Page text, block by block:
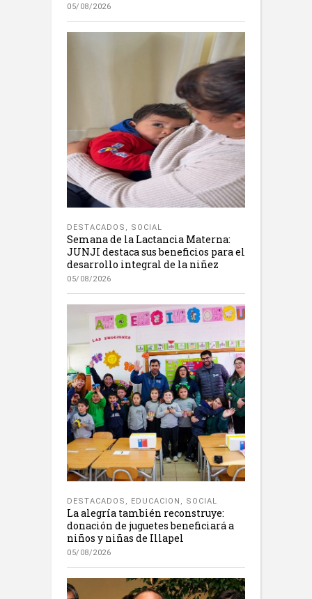
05/08/2026
DESTACADOS SOCIAL
Semana de la Lactancia Materna:
JUNJI destaca sus beneficios para el
desarrollo integral de la niñez
05/08/2026
DESTACADOS , EDUCACION , SOCIAL
La alegría también reconstruye:
donación de juguetes beneficiará a
niños y niñas de Illapel
05/08/2026